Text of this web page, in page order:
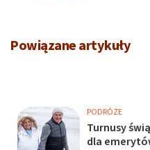
Powiązane artykuły
PODRÓŻE
Turnusy
dla